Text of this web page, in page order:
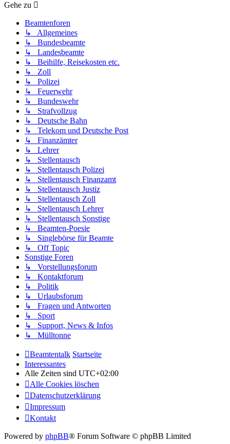
Gehe zu
Beamtenforen
↳ Allgemeines
↳ Bundesbeamte
↳ Landesbeamte
↳ Beihilfe, Reisekosten etc.
↳ Zoll
↳ Polizei
↳ Feuerwehr
↳ Bundeswehr
↳ Strafvollzug
↳ Deutsche Bahn
↳ Telekom und Deutsche Post
↳ Finanzämter
↳ Lehrer
↳ Stellentausch
↳ Stellentausch Polizei
↳ Stellentausch Finanzamt
↳ Stellentausch Justiz
↳ Stellentausch Zoll
↳ Stellentausch Lehrer
↳ Stellentausch Sonstige
↳ Beamten-Poesie
↳ Singlebörse für Beamte
↳ Off Topic
Sonstige Foren
↳ Vorstellungsforum
↳ Kontaktforum
↳ Politik
↳ Urlaubsforum
↳ Fragen und Antworten
↳ Sport
↳ Support, News & Infos
↳ Mülltonne
Beamtentalk Startseite
Interessantes
Alle Zeiten sind UTC+02:00
Alle Cookies löschen
Datenschutzerklärung
Impressum
Kontakt
Powered by phpBB® Forum Software © phpBB Limited